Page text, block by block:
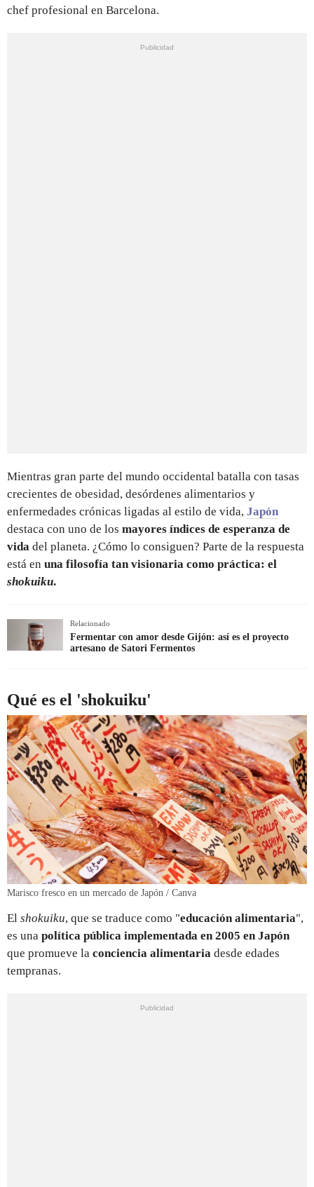
chef profesional en Barcelona.
Mientras gran parte del mundo occidental batalla con tasas
crecientes de obesidad, desórdenes alimentarios y
enfermedades crónicas ligadas al estilo de vida, Japón
destaca con uno de los mayores índices de esperanza de
vida del planeta. ¿Cómo lo consiguen? Parte de la respuesta
está en una filosofía tan visionaria como práctica: el
shokuiku.
Relacionado
Fermentar con amor desde Gijón: así es el proyecto
artesano de Satori Fermentos
Qué es el 'shokuiku'
Marisco fresco en un mercado de Japón / Canva
El shokuiku, que se traduce como "educación alimentaria",
es una política pública implementada en 2005 en Japón
que promueve la conciencia alimentaria desde edades
tempranas.